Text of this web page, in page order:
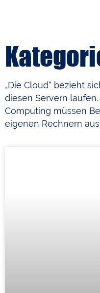
„Die Cloud“ bezieht
diesen Servern
Computing müssen
eigenen Rechnern